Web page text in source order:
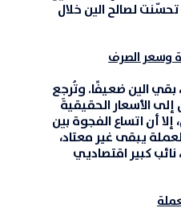
تحسّنت لصالح الين خلال
وسعر الصرف
الين ضعيفًا. وتُرجِع
إلىالأسعار الحقيقية
، إلا أن اتساع الفجوة بين
يبقى غير معتاد،
كبير اقتصاديي